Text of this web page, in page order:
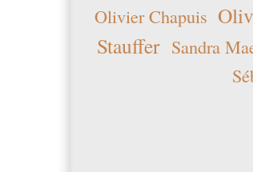
Olivier Chapuis
Stauffer Sandra